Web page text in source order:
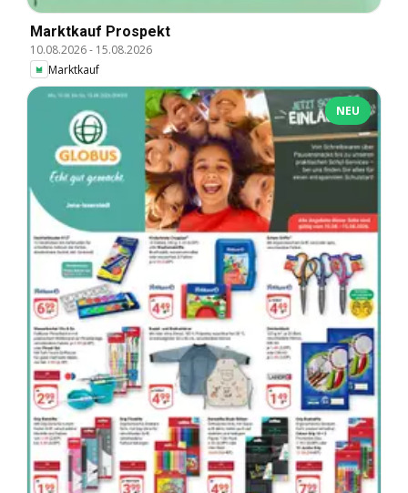
Marktkauf Prospekt
10.08.2026- 15.08.2026
Marktkauf
NEU